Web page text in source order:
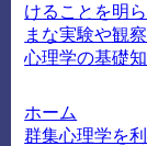
けることを明
まな実験や観
心理学の基礎
ホーム
群集心理学を